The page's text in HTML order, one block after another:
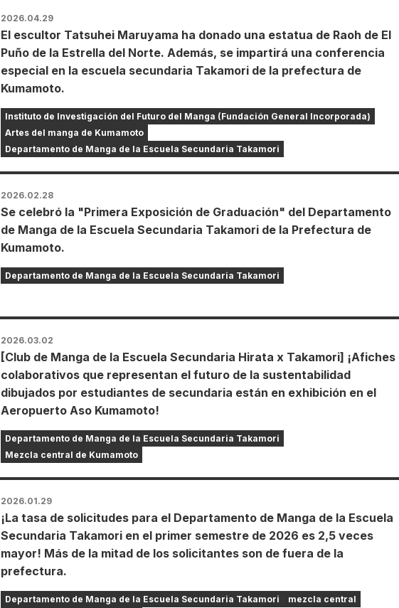
2026.04.29
El escultor Tatsuhei Maruyama ha donado una estatua de Raoh de El
Puño de la Estrella del Norte. Además, se impartirá una conferencia
especial en la escuela secundaria Takamori de la prefectura de
Kumamoto.
Instituto de Investigación del Futuro del Manga (Fundación General Incorporada)
Artes del manga de Kumamoto
Departamento de Manga de la Escuela Secundaria Takamori
2026.02.28
Se celebró la "Primera Exposición de Graduación" del Departamento
de Manga de la Escuela Secundaria Takamori de la Prefectura de
Kumamoto.
Departamento de Manga de la Escuela Secundaria Takamori
2026.03.02
[Club de Manga de la Escuela Secundaria Hirata x Takamori] ¡Afiches
colaborativos que representan el futuro de la sustentabilidad
dibujados por estudiantes de secundaria están en exhibición en el
Aeropuerto Aso Kumamoto!
Departamento de Manga de la Escuela Secundaria Takamori
Mezcla central de Kumamoto
2026.01.29
¡La tasa de solicitudes para el Departamento de Manga de la Escuela
Secundaria Takamori en el primer semestre de 2026 es 2,5 veces
mayor! Más de la mitad de los solicitantes son de fuera de la
prefectura.
Departamento de Manga de la Escuela Secundaria Takamori
mezcla central